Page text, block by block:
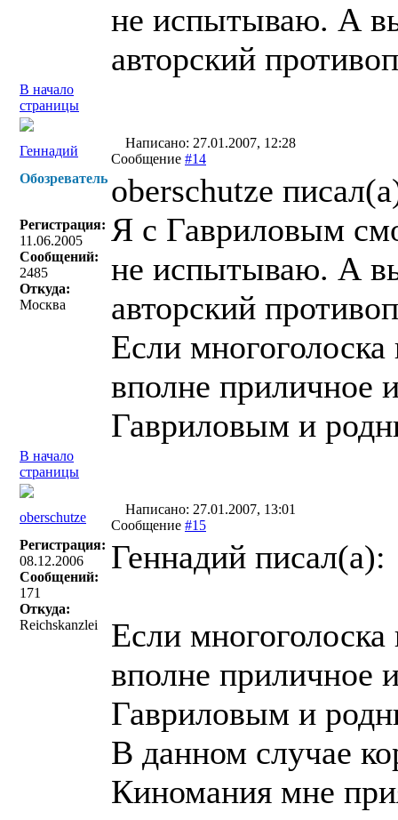
не испытываю. А
авторский
В начало
страницы
Геннадий
Написано: 27.01.2007, 12:28
Сообщение #14
Обозреватель
Регистрация:
11.06.2005
Сообщений:
2485
Откуда:
Москва
oberschutze
Я с Гавриловым
не испытываю. А
авторский
Если
вполне приличное
Гавриловым и
В начало
страницы
oberschutze
Написано: 27.01.2007, 13:01
Сообщение #15
Регистрация:
08.12.2006
Сообщений:
171
Откуда:
Reichskanzlei
Геннадий писал(a):
Если
вполне приличное
Гавриловым и
В данном случае
Киномания мне